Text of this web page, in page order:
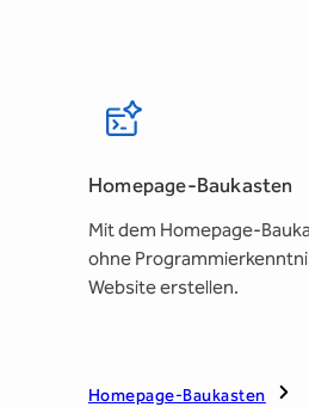
Homepage-Baukasten
Mit dem Homepage-
ohne
Website erstellen.
Homepage-Baukasten